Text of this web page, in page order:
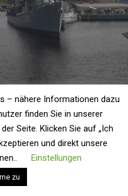
– nähere Informationen dazu
finden Sie in unserer
Seite. Klicken Sie auf „Ich
und direkt unsere
Einstellungen
zu